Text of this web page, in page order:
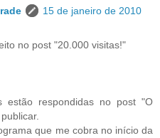
15 de janeiro de 2010
no post "20.000 visitas!"
estão respondidas no post "O
que me cobra no início da